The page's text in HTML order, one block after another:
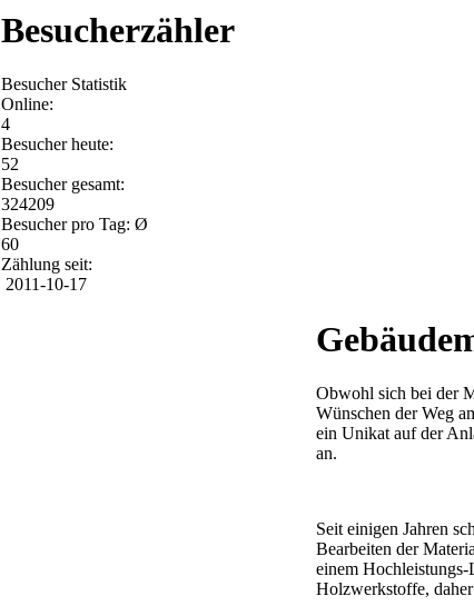
Besucherzähler
Besucher Statistik
Online:
4
Besucher heute:
52
Besucher gesamt:
324209
Besucher pro Tag: Ø
60
Zählung seit:
2011-10-17
Obwohl sich bei der
Wünschen der Weg
ein Unikat auf der
an.
Seit einigen Jahren
Bearbeiten der
einem
Holzwerkstoffe,